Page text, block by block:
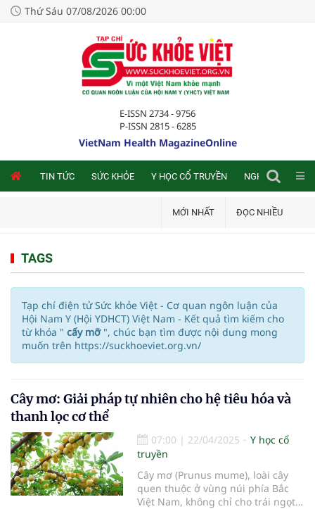
Thứ Sáu 07/08/2026 00:00
E-ISSN 2734 - 9756
P-ISSN 2815 - 6285
VietNam Health MagazineOnline
TIN TỨC SỨC KHỎE Y HỌC CỔ TRUYỀN NGHIÊN CỨU
MỚI NHẤT ĐỌC NHIỀU
TAGS
Tạp chí điện tử Sức khỏe Việt - Cơ quan ngôn luận của
Hội Nam Y (Hội YDHCT) Việt Nam - Kết quả tìm kiếm cho
từ khóa " cấy mỡ ", chúc bạn tìm được nội dung mong
muốn trên https://suckhoeviet.org.vn/
Cây mơ: Giải pháp tự nhiên cho hệ tiêu hóa và
thanh lọc cơ thể
07:00 | 22/04/2025
Y học cổ
truyền
Cây mơ (Prunus mume), loài cây
quen thuộc ở vùng núi phía Bắc
Việt Nam, không chỉ cho trái ngọt